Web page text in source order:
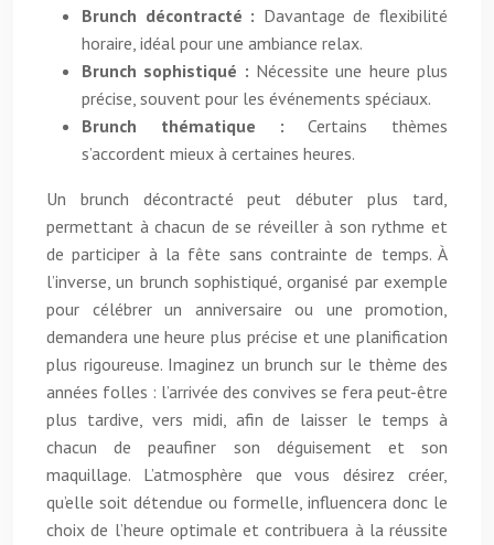
Brunch décontracté : Davantage de flexibilité
horaire, idéal pour une ambiance relax.
Brunch sophistiqué : Nécessite une heure plus
précise, souvent pour les événements spéciaux.
Brunch thématique :Certains thèmes
s’accordent mieux à certaines heures.
Un brunch décontracté peut débuter plus tard,
permettant à chacun de se réveiller à son rythme et
de participer à la fête sans contrainte de temps. À
l’inverse, un brunch sophistiqué, organisé par exemple
pour célébrer un anniversaire ou une promotion,
demandera une heure plus précise et une planification
plus rigoureuse. Imaginez un brunch sur le thème des
années folles : l’arrivée des convives se fera peut-être
plus tardive, vers midi, afin de laisser le temps à
chacun de peaufiner son déguisement et son
maquillage. L’atmosphère que vous désirez créer,
qu’elle soit détendue ou formelle, influencera donc le
choix de l’heure optimale et contribuera à la réussite